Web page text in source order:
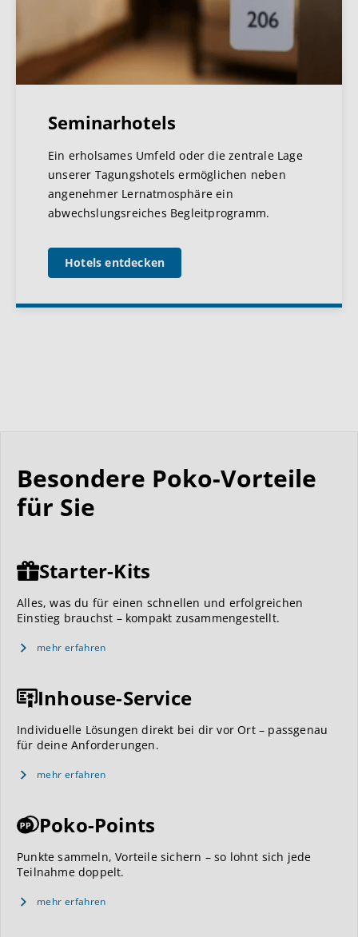
Seminarhotels
Ein erholsames Umfeld oder die zentrale Lage
unserer Tagungshotels ermöglichen neben
angenehmer Lernatmosphäre ein
abwechslungsreiches Begleitprogramm.
Hotels entdecken
Besondere Poko-Vorteile
für Sie
Starter-Kits
Alles, was du für einen schnellen und erfolgreichen
Einstieg brauchst – kompakt zusammengestellt.
mehr erfahren
Inhouse-Service
Individuelle Lösungen direkt bei dir vor Ort – passgenau
für deine Anforderungen.
mehr erfahren
Poko-Points
Punkte sammeln, Vorteile sichern – so lohnt sich jede
Teilnahme doppelt.
mehr erfahren